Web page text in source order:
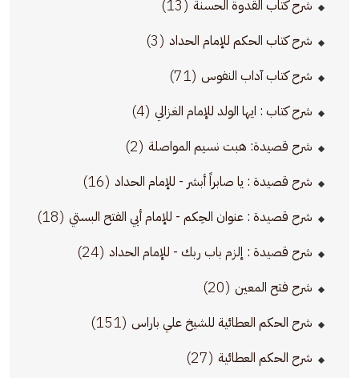
شرح كتاب القدوة الحسنة (13)
شرح كتاب الحكم للإمام الحداد (3)
شرح كتاب آداب النفوس (71)
شرح كتاب : ايها الولد للإمام الغزالي (4)
شرح قصيدة: هبت نسيم المواصلة (2)
شرح قصيدة : يا صابراً أبشر - للإمام الحداد (16)
شرح قصيدة : عنوان الحِكم - للإمام أبي الفتح البستي (18)
شرح قصيدة : إلزم باب ربك - للإمام الحداد (24)
شرح فتح المعين (20)
شرح الحكم العطائية للشيخ علي باراس (151)
شرح الحكم العطائية (27)